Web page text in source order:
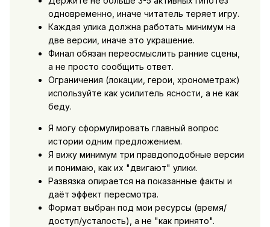
одновременно, иначе читатель теряет игру.
Каждая улика должна работать минимум на
две версии, иначе это украшение.
Финал обязан переосмыслить ранние сцены,
а не просто сообщить ответ.
Ограничения (локации, герои, хронометраж)
используйте как усилитель ясности, а не как
беду.
Я могу сформулировать главный вопрос
истории одним предложением.
Я вижу минимум три правдоподобные версии
и понимаю, как их "двигают" улики.
Развязка опирается на показанные факты и
даёт эффект пересмотра.
Формат выбран под мои ресурсы (время/
доступ/усталость), а не "как принято".